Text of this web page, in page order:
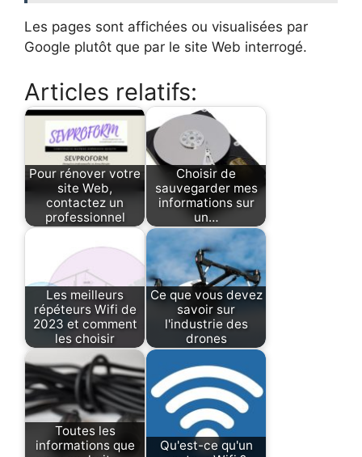
Les pages sont affichées ou visualisées par
Google plutôt que par le site Web interrogé.
Articles relatifs:
Pour rénover votre
site Web,
contactez un
professionnel
Choisir de
sauvegarder mes
informations sur
un…
Les meilleurs
répéteurs Wifi de
2023 et comment
les choisir
Ce que vous devez
savoir sur
l'industrie des
drones
Toutes les
informations que
Qu'est-ce qu'un